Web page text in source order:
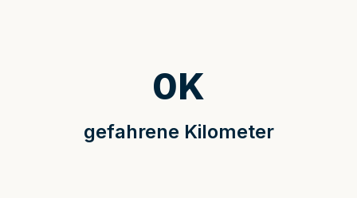
gefahrene Kilometer
0K